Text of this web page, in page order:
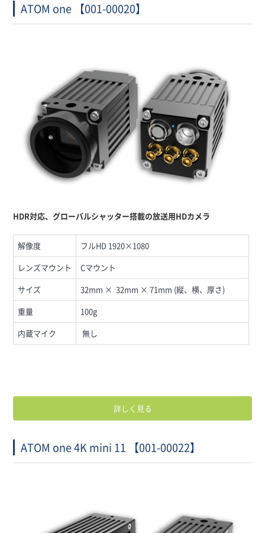
ATOM one 【001-00020】
HDR対応、グローバルシャッター搭載の放送用HDカメラ
解像度
フルHD 1920×1080
レンズマウント
Cマウント
サイズ
32mm × 32mm × 71mm (縦、横、厚さ)
重量
100g
内蔵マイク
無し
詳しく見る
ATOM one 4K mini 11 【001-00022】